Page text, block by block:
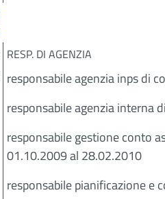
RESP. DI AGENZIA
responsabile agenzia inps di
responsabile agenzia interna
responsabile gestione conto
01.10.2009 al 28.02.2010
responsabile pianificazione e